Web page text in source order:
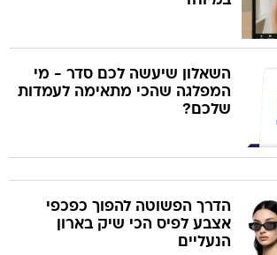
השאלון שיעשה לכם סדר - מי
המפלגה שהכי מתאימה לעמדות
שלכם?
הדרך הפשוטה להפוך כפכפי
אצבע לפיס הכי שיק בארון
הנעליים